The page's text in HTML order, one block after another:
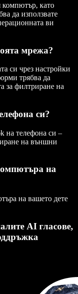
компютър, като
да използвате
ви
мрежа?
си чрез настройки
трябва да
за филтриране на
си?
на телефона си –
на външни
на
на вашето дете
AI гласове,